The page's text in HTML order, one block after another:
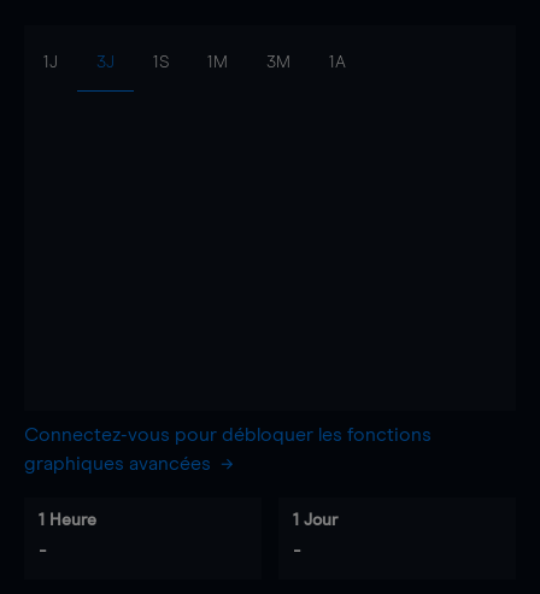
1J 3J 1S 1M 3M 1A
Connectez-vous pour débloquer les fonctions
graphiques avancées
1 Heure
-
1 Jour
-